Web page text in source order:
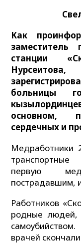
Как
заместитель
станции
больницы
основном,
сердечных и
Медработники
первую
пострадавшим,
Работников
родные людей,
врачей